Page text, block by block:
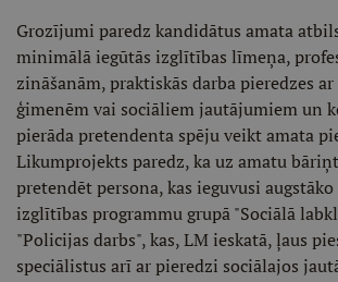
Grozījumi paredz kandidātus amata
minimālā iegūtās izglītības līmeņa,
zināšanām, praktiskās darba pieredzes
ģimenēm vai sociāliem jautājumiem un
pierāda pretendenta spēju veikt amata
Likumprojekts paredz, ka uz amatu
pretendēt persona, kas ieguvusi
izglītības programmu grupā "Sociālā
"Policijas darbs", kas, LM ieskatā, ļaus
speciālistus arī ar pieredzi sociālajos